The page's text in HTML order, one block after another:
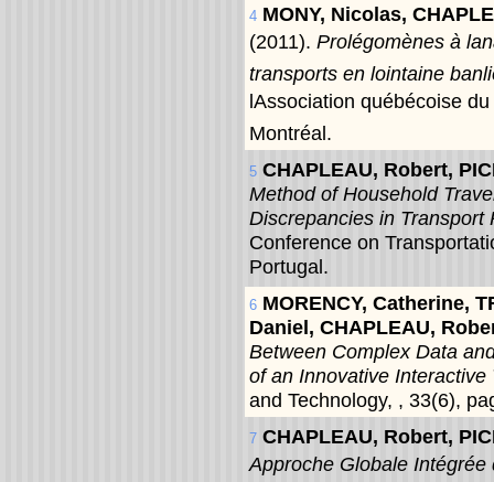
4 MONY, Nicolas,
(2011). Prolégomènes à
transports en lointaine
lAssociation québécoise
Montréal.
5 CHAPLEAU, Robert,
Method of Household
Discrepancies in Transport
Conference on
Portugal.
6 MORENCY, Catherine,
Daniel, CHAPLEAU,
Between Complex Data
of an Innovative Interactive
and Technology, , 33(6),
7 CHAPLEAU, Robert,
Approche Globale Intégrée